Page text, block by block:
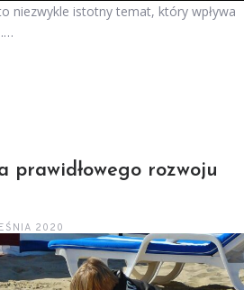
niezwykle istotny temat, który wpływa
prawidłowego rozwoju
2020